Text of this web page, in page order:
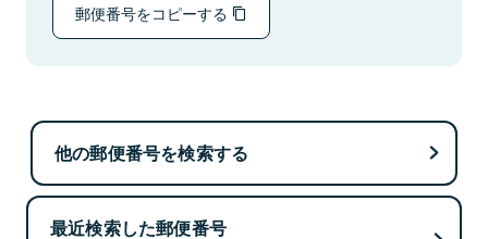
郵便番号をコピーする
他の郵便番号を検索する
最近検索した郵便番号